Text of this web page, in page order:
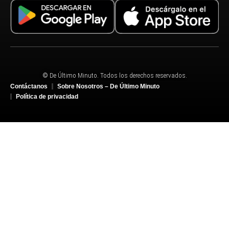
© De Último Minuto. Todos los derechos reservados.
Contáctanos
Sobre Nosotros – De Último Minuto
Política de privacidad